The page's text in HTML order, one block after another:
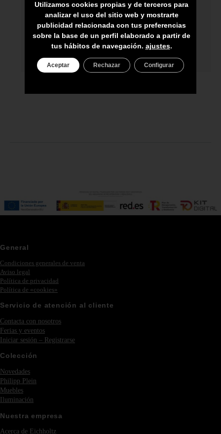
ENVÍO A TODA CANARIAS
ASESORAMIENTO PERSONAL
PRECIO DEL PRODUCTO NO INCLUYE
IGIC
General
Condiciones generales de venta
Aviso legal
Política de privacidad
Política de «cookies»
Servicio de atención al cliente
Contacta con nosotros
Ferias y eventos
Iniciar sesión – Registrarse
Colección
Novedades
Philipp Plein
Muebles
Iluminación
Nuestra empresa
Acerca de Eichholtz
Utilizamos cookies propias y de terceros para
analizar el uso del sitio web y mostrarte
publicidad relacionada con tus preferencias
sobre la base de un perfil elaborado a partir de
tus hábitos de navegación. ajustes.
Aceptar Rechazar Configurar